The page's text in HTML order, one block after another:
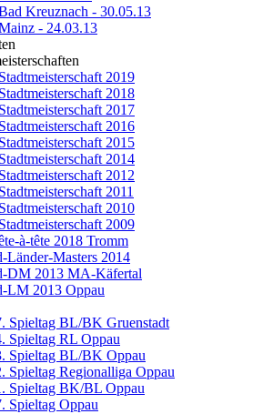
Kreuznach - 30.05.13
- 24.03.13
Stadtmeisterschaft 2019
Stadtmeisterschaft 2018
Stadtmeisterschaft 2017
Stadtmeisterschaft 2016
Stadtmeisterschaft 2015
Stadtmeisterschaft 2014
Stadtmeisterschaft 2012
Stadtmeisterschaft 2011
Stadtmeisterschaft 2010
Stadtmeisterschaft 2009
à-tête 2018 Tromm
Länder-Masters 2014
DM 2013 MA-Käfertal
LM 2013 Oppau
Spieltag BL/BK Gruenstadt
Spieltag RL Oppau
Spieltag BL/BK Oppau
Spieltag Regionalliga Oppau
Spieltag BK/BL Oppau
Spieltag Oppau